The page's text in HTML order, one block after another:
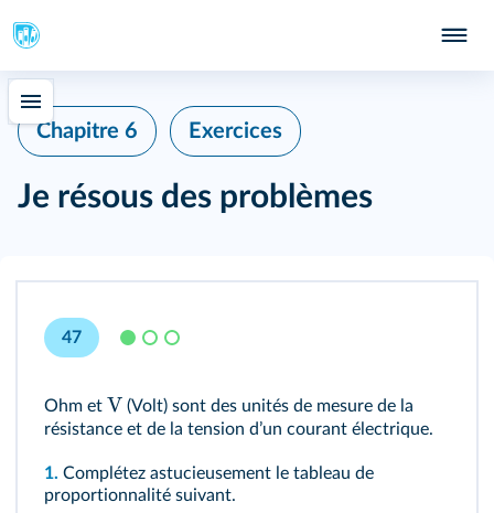
Chapitre 6 Exercices
Je résous des problèmes
47
Ohm et V (Volt) sont des unités de mesure de la
résistance et de la tension dʼun courant électrique.
1. Complétez astucieusement le tableau de
proportionnalité suivant.